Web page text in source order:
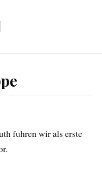
fuhren wir als erste